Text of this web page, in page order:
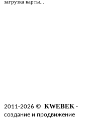
загрузка карты...
2011-2026 © KWEBEK -
создание и продвижение